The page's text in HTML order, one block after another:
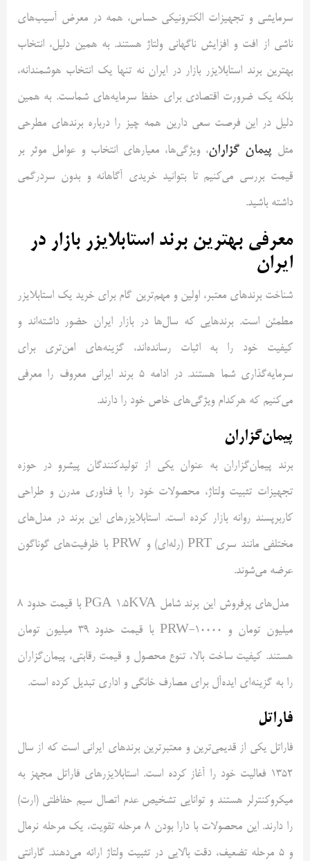
سرمایشی و تجهیزات الکترونیکی حساس، همه در معرض آسیب‌های
ناشی از افت و افزایش ناگهانی ولتاژ هستند. به همین دلیل، انتخاب
بهترین برند استابلایزر بازار در ایران نه ‌تنها یک انتخاب هوشمندانه،
بلکه یک ضرورت اقتصادی برای حفظ سرمایه‌های شماست. به همین
دلیل در این فرصت سعی دارین همه چیز را درباره برندهای مطرحی
مثل پیمان گزاران، ویژگی‌ها، معیارهای انتخاب و عوامل موثر بر
قیمت بررسی می‌کنیم تا بتوانید خریدی آگاهانه و بدون سردرگمی
داشته باشید.
معرفی بهترین برند استابلایزر بازار در
ایران
شناخت برندهای معتبر، اولین و مهم‌ترین گام برای خرید یک استابلایزر
مطمئن است. برندهایی که سال‌ها در بازار ایران حضور داشته‌اند و
کیفیت خود را به اثبات رسانده‌اند، گزینه‌های امن‌تری برای
سرمایه‌گذاری شما هستند. در ادامه 5 برند ایرانی معروف را معرفی
می‌کنیم که هرکدام ویژگی‌های خاص خود را دارند.
پیمان‌گزاران
برند پیمان‌گزاران به‌ عنوان یکی از تولیدکنندگان پیشرو در حوزه
تجهیزات تثبیت ولتاژ، محصولات خود را با فناوری مدرن و طراحی
کاربرپسند روانه بازار کرده است. استابلایزرهای این برند در مدل‌های
مختلفی مانند سری PRT (رله‌ای) و PRW با ظرفیت‌های گوناگون
عرضه می‌شوند.
مدل‌های پرفروش این برند شاملPGA 1.5KVA
با قیمت حدود 8
میلیون تومان و PRW-10000
با قیمت حدود 39 میلیون تومان
هستند. کیفیت ساخت بالا، تنوع محصول و قیمت رقابتی، پیمان‌گزاران
را به گزینه‌ای ایده‌آل برای مصارف خانگی و اداری تبدیل کرده است.
فاراتل
فاراتل یکی از قدیمی‌ترین و معتبرترین برندهای ایرانی است که از سال
1352 فعالیت خود را آغاز کرده است. استابلایزرهای فاراتل مجهز به
میکروکنترلر هستند و توانایی تشخیص عدم اتصال سیم حفاظتی (ارت)
را دارند. این محصولات با دارا بودن 8 مرحله تقویت، یک مرحله نرمال
و 5 مرحله تضعیف، دقت بالایی در تثبیت ولتاژ ارائه می‌دهند. گارانتی